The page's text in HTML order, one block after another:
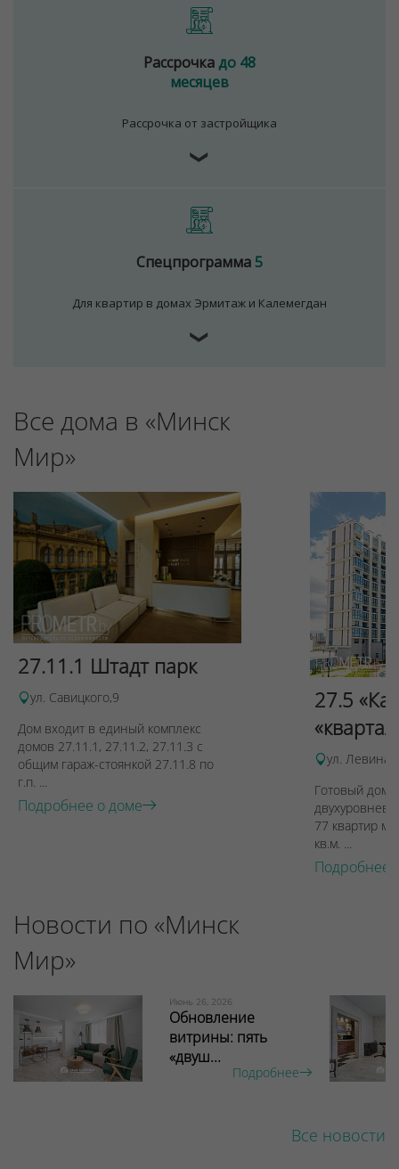
Рассрочкадо 48
месяцев
Рассрочка от застройщика
❯
Спецпрограмма5
Для квартир в домах Эрмитаж и Калемегдан
❯
Все дома в «Минск
Мир»
27.11.1 Штадт парк
ул. Савицкого,9
Дом входит в единый комплекс
домов 27.11.1, 27.11.2, 27.11.3 с
общим гараж-стоянкой 27.11.8 по
г.п. ...
Подробнее о доме
27.5
ул. Левина,
Готовый дом
77 квартир
кв.м. ...
Подробнее
Новости по «Минск
Мир»
Июнь 26, 2026
Обновление
витрины: пять
«двуш...
Подробнее
Все новости
Для обеспечения удобства пользователей сайта